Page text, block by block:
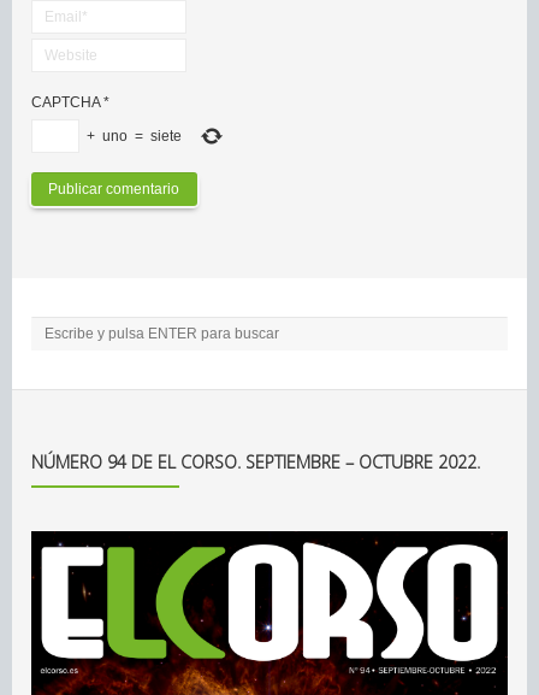
CAPTCHA*
+ uno = siete
NÚMERO 94 DE EL CORSO. SEPTIEMBRE – OCTUBRE 2022.